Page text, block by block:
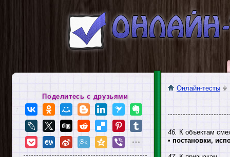
Онлайн-тесты
46. К объектам
• постановки,
Поделитесь с друзьями